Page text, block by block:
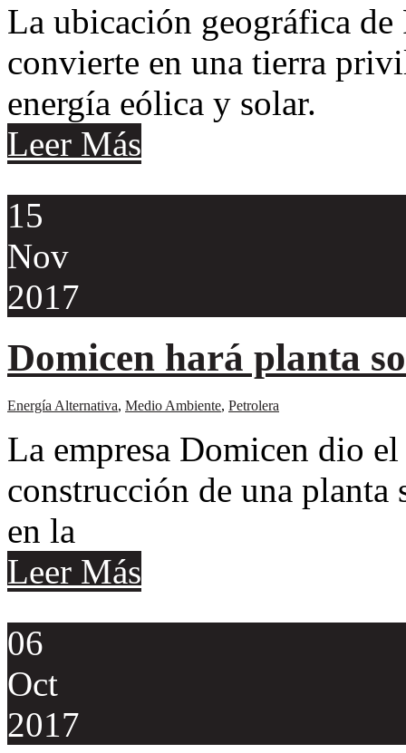
La ubicación geográfica
convierte en una tierra
energía eólica y solar.
Leer Más
15
Nov
2017
Domicen hará planta
Energía Alternativa, Medio Ambiente, Petrolera
La empresa Domicen dio
construcción de una
en la
Leer Más
06
Oct
2017